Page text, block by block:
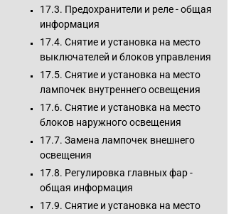
17.3. Предохранители и реле - общая
информация
17.4. Снятие и установка на место
выключателей и блоков управления
17.5. Снятие и установка на место
лампочек внутреннего освещения
17.6. Снятие и установка на место
блоков наружного освещения
17.7. Замена лампочек внешнего
освещения
17.8. Регулировка главных фар -
общая информация
17.9. Снятие и установка на место